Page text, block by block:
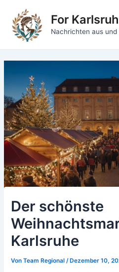
Inhalt
springen
For
Nachrichten aus
Der schönste
Karlsruhe
VonTeam Regional/ Dezember 10,